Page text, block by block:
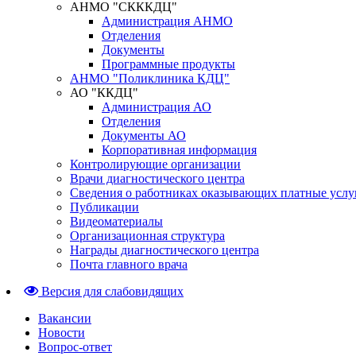
АНМО "СКККДЦ"
Администрация АНМО
Отделения
Документы
Программные продукты
АНМО "Поликлиника КДЦ"
АО "ККДЦ"
Администрация АО
Отделения
Документы АО
Корпоративная информация
Контролирующие организации
Врачи диагностического центра
Сведения о работниках оказывающих платные
Публикации
Видеоматериалы
Организационная структура
Награды диагностического центра
Почта главного врача
Версия для слабовидящих
Вакансии
Новости
Вопрос-ответ